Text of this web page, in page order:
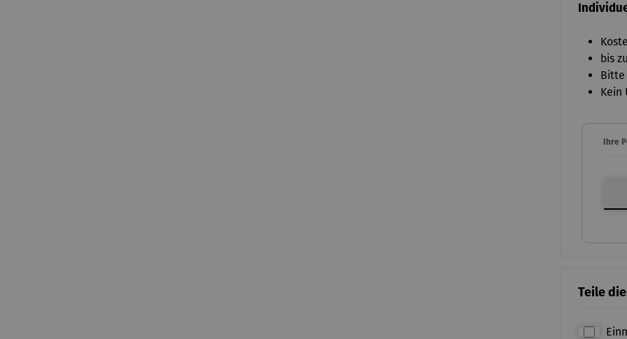
bis
Bitte
Kein
Ihre
Teile